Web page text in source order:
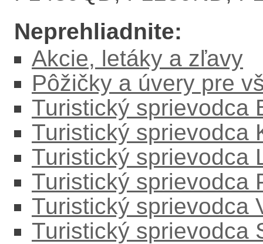
Neprehliadnite:
Akcie, letáky a zľavy
Pôžičky a úvery pre
Turistický sprievodca
Turistický sprievodca
Turistický sprievodca
Turistický sprievodca
Turistický sprievodca
Turistický sprievodca